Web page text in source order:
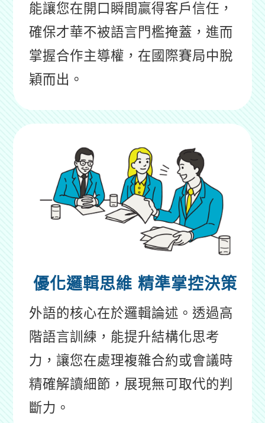
能讓您在開口瞬間贏得客戶信任，
確保才華不被語言門檻掩蓋，進而
掌握合作主導權，在國際賽局中脫
穎而出。
優化邏輯思維 精準掌控決策
外語的核心在於邏輯論述。透過高
階語言訓練，能提升結構化思考
力，讓您在處理複雜合約或會議時
精確解讀細節，展現無可取代的判
斷力。